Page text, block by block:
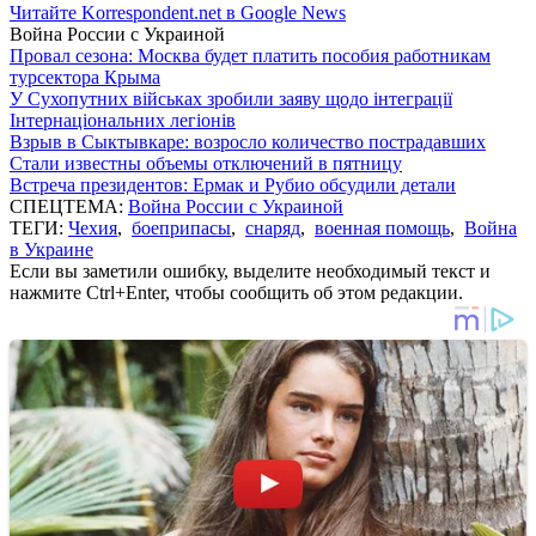
Читайте Korrespondent.net в Google News
Война России с Украиной
Провал сезона: Москва будет платить пособия работникам
турсектора Крыма
У Сухопутних військах зробили заяву щодо інтеграції
Інтернаціональних легіонів
Взрыв в Сыктывкаре: возросло количество пострадавших
Стали известны объемы отключений в пятницу
Встреча президентов: Ермак и Рубио обсудили детали
СПЕЦТЕМА: Война России с Украиной
ТЕГИ: Чехия, боеприпасы, снаряд, военная помощь, Война
в Украине
Если вы заметили ошибку, выделите необходимый текст и
нажмите Ctrl+Enter, чтобы сообщить об этом редакции.